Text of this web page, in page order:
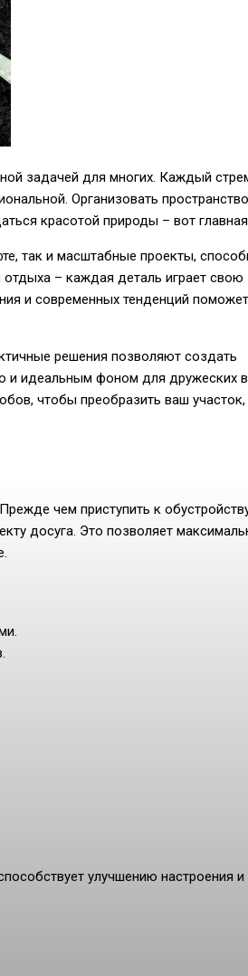
задачей для многих. Каждый
Организовать
красотой природы – вот
так и масштабные проекты,
– каждая деталь играет свою
и современных тенденций поможет
решения позволяют создать
и идеальным фоном для дружеских
чтобы преобразить ваш участок,
чем приступить к
досуга. Это позволяет
улучшению настроения и